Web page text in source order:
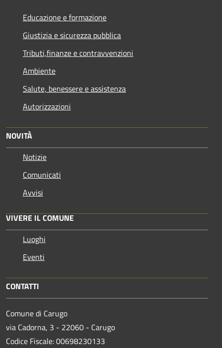
Educazione e formazione
Giustizia e sicurezza pubblica
Tributi,finanze e contravvenzioni
Ambiente
Salute, benessere e assistenza
Autorizzazioni
NOVITÀ
Notizie
Comunicati
Avvisi
VIVERE IL COMUNE
Luoghi
Eventi
CONTATTI
Comune di Carugo
via Cadorna, 3 - 22060 - Carugo
Codice Fiscale: 00698230133